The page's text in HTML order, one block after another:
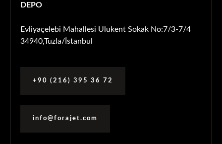
DEPO
Evliyaçelebi Mahallesi Ulukent Sokak No:7/3-7/4
34940,Tuzla/İstanbul
+90 (216) 395 36 72
info@forajet.com